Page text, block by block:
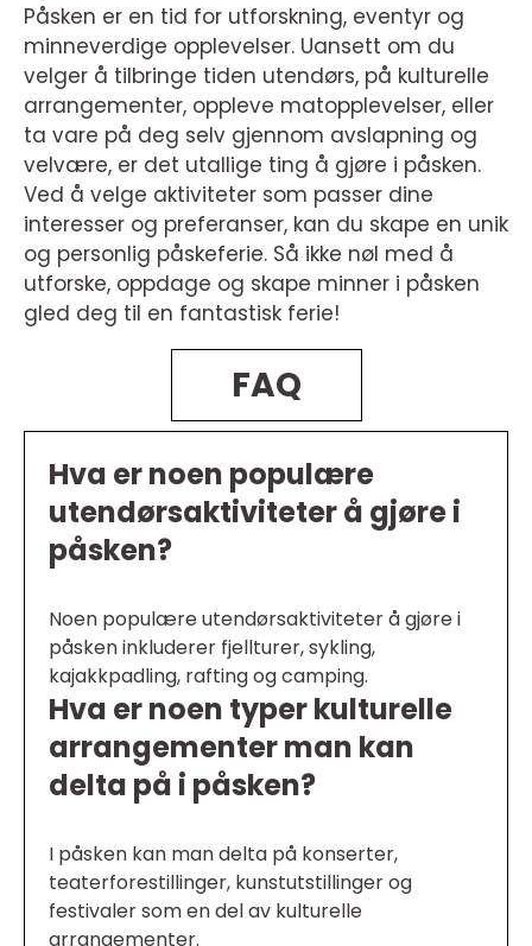
Påsken er en tid for utforskning, eventyr og
minneverdige opplevelser. Uansett om du
velger å tilbringe tiden utendørs, på kulturelle
arrangementer, oppleve matopplevelser, eller
ta vare på deg selv gjennom avslapning og
velvære, er det utallige ting å gjøre i påsken.
Ved å velge aktiviteter som passer dine
interesser og preferanser, kan du skape en unik
og personlig påskeferie. Så ikke nøl med å
utforske, oppdage og skape minner i påsken
gled deg til en fantastisk ferie!
FAQ
Hva er noen populære
utendørsaktiviteter å gjøre i
påsken?
Noen populære utendørsaktiviteter å gjøre i
påsken inkluderer fjellturer, sykling,
kajakkpadling, rafting og camping.
Hva er noen typer kulturelle
arrangementer man kan
delta på i påsken?
I påsken kan man delta på konserter,
teaterforestillinger, kunstutstillinger og
festivaler som en del av kulturelle
arrangementer.